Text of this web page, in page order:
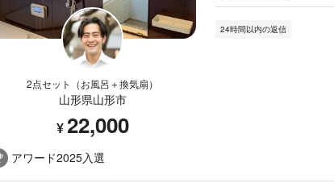
2点セット（お風呂＋換気扇）
山形県山形市
¥22,000
アワード2025入選
24時間以内の返信